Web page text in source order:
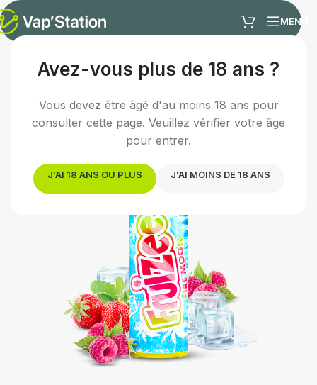
Avez-vous plus de 18 ans ?
Vous devez être âgé d'au moins 18 ans pour
consulter cette page. Veuillez vérifier votre âge
pour entrer.
J'AI 18 ANS OU PLUS J'AI MOINS DE 18 ANS
MENU
Accueil /E-liquides/E-liquide fruité